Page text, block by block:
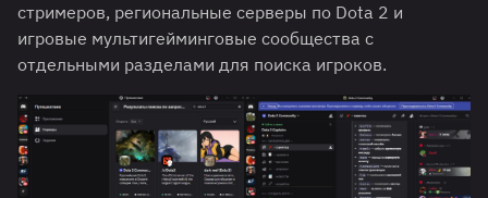
стримеров, региональные серверы по Dota 2 и
игровые мультигейминговые сообщества с
отдельными разделами для поиска игроков.